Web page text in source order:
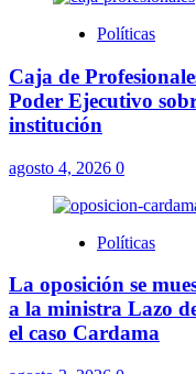
Políticas
Caja de
Poder Ejecutivo
institución
agosto 4, 2026 0
Políticas
La oposición se
a la ministra Lazo
el caso Cardama